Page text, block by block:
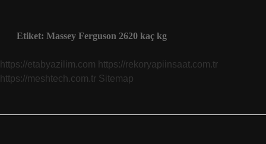
Etiket: Massey Ferguson 2620 kaç kg
https://etabyazilim.com https://rekoryapiinsaat.com.tr
https://meshtech.com.tr Sitemap